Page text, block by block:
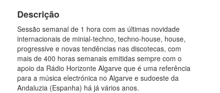
Descrição
Sessão semanal de 1 hora com as últimas novidade
internacionais de minial-techno, techno-house, house,
progressive e novas tendências nas discotecas, com
mais de 400 horas semanais emitidas sempre com o
apoio da Rádio Horizonte Algarve que é uma referência
para a música electrónica no Algarve e sudoeste da
Andaluzia (Espanha) há já vários anos.